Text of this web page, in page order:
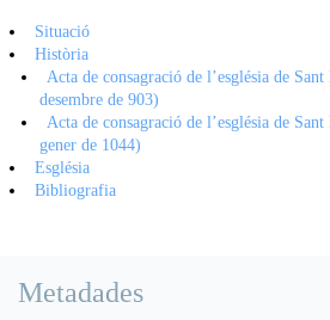
Situació
Història
Acta de consagració de l’església de
desembre de 903)
Acta de consagració de l’església de
gener de 1044)
Església
Bibliografia
Metadades